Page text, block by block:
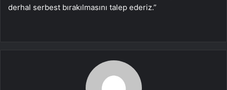
derhal serbest bırakılmasını talep ederiz.”